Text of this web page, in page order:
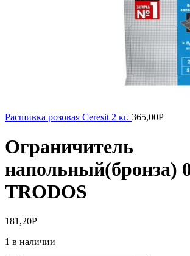
Расшивка розовая Ceresit 2 кг. 365,00Р
Ограничитель
напольный(бронза)
TRODOS
181,20Р
1 в наличии